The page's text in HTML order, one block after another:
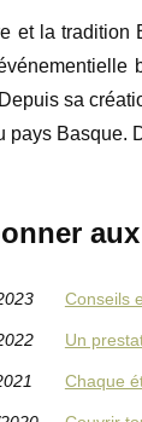
et la tradition
sa
pays Basque.
Conseils
Un
Chaque